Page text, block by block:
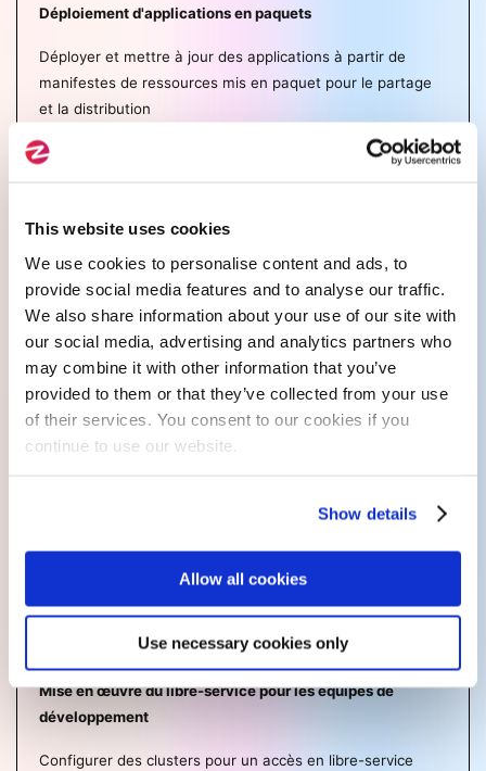
This website uses cookies
We use cookies to personalise content and ads, to
provide social media features and to analyse our traffic.
We also share information about your use of our site with
our social media, advertising and analytics partners who
may combine it with other information that you’ve
provided to them or that they’ve collected from your use
of their services. You consent to our cookies if you
continue to use our website.
Show details
Allow all cookies
Use necessary cookies only
Déploiement d'applications en paquets
Déployer et mettre à jour des applications à partir de
manifestes de ressources mis en paquet pour le partage
et la distribution
Configurer l'authentification avec le fournisseur d'identité
HTPasswd et attribuer des rôles aux utilisateurs et
groupes
Sécurité des réseaux
Protéger le trafic réseau entre les applications à l'intérieur
et à l'extérieur du cluster
Exposer des applications à un accès externe sans utiliser
de contrôleur Ingress
Mise en œuvre du libre-service pour les équipes de
développement
Configurer des clusters pour un accès en libre-service